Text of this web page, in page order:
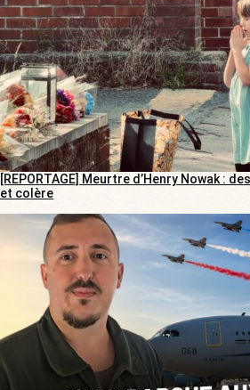
[REPORTAGE] Meurtre d’Henry Nowak :
et colère